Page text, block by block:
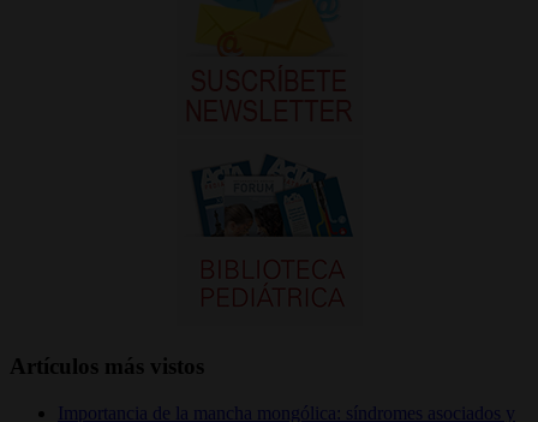
Artículos más vistos
Importancia de la mancha mongólica: síndromes asociados y